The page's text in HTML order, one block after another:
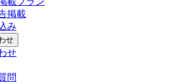
掲載
み
せ
せ
問